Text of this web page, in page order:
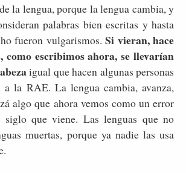
la lengua, porque la lengua cambia, y
palabras bien escritas y hasta
fueron vulgarismos.Si vieran, hace
como escribimos ahora, se llevarían
igual que hacen algunas personas
la RAE. La lengua cambia, avanza,
algo que ahora vemos como un error
que viene. Las lenguas que no
muertas, porque ya nadie las usa